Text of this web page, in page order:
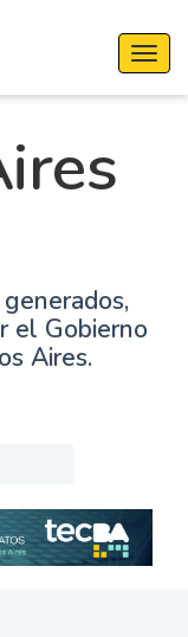
el Gobierno
Aires.